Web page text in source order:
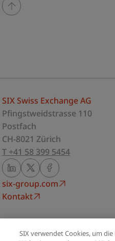
SIX Swiss Exchange AG
Pfingstweidstrasse 110
Postfach
CH-8021 Zürich
T +41 58 399 5454
six-group.com
Kontakt
Datenschutzerklärung
SIX verwendet Cookies, um